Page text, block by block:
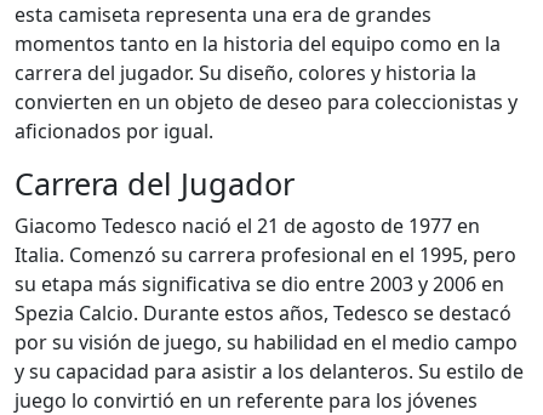
esta camiseta representa una era de grandes
momentos tanto en la historia del equipo como en la
carrera del jugador. Su diseño, colores y historia la
convierten en un objeto de deseo para coleccionistas y
aficionados por igual.
Carrera del Jugador
Giacomo Tedesco nació el 21 de agosto de 1977 en
Italia. Comenzó su carrera profesional en el 1995, pero
su etapa más significativa se dio entre 2003 y 2006 en
Spezia Calcio. Durante estos años, Tedesco se destacó
por su visión de juego, su habilidad en el medio campo
y su capacidad para asistir a los delanteros. Su estilo de
juego lo convirtió en un referente para los jóvenes